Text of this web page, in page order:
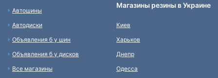
Автошины
Автодиски
Объявления б у шин
Объявления б у дисков
Все магазины
Магазины резины в Украине
Киев
Харьков
Днепр
Одесса